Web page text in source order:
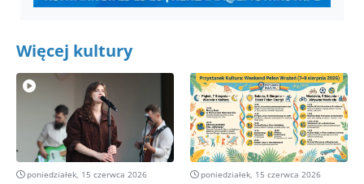
Więcej kultury
poniedziałek, 15 czerwca 2026 poniedziałek, 15 czerwca 2026